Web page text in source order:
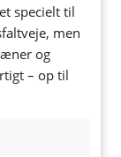
specielt til
men
og
– op til